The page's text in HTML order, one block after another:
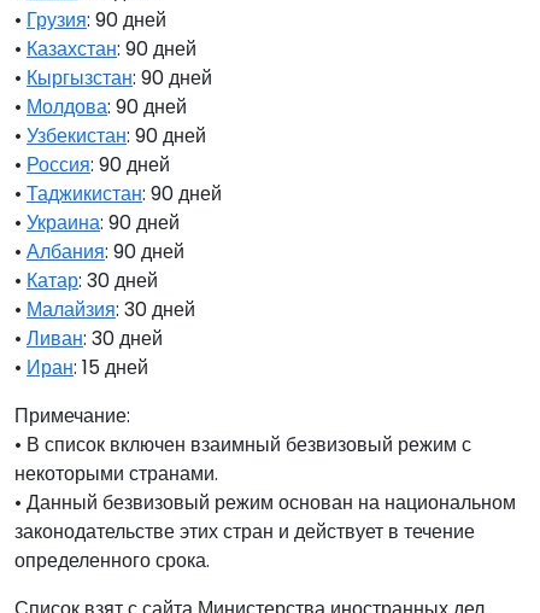
• Грузия: 90 дней
• Казахстан: 90 дней
• Кыргызстан: 90 дней
• Молдова: 90 дней
• Узбекистан: 90 дней
• Россия: 90 дней
• Таджикистан: 90 дней
• Украина: 90 дней
• Албания: 90 дней
• Катар: 30 дней
• Малайзия: 30 дней
• Ливан: 30 дней
• Иран: 15 дней
Примечание:
• В список включен взаимный безвизовый режим с
некоторыми странами.
• Данный безвизовый режим основан на национальном
законодательстве этих стран и действует в течение
определенного срока.